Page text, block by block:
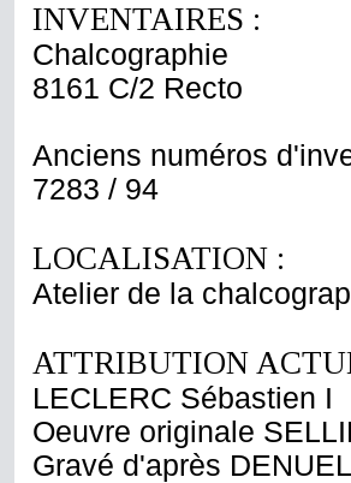
INVENTAIRES :
Chalcographie
8161 C/2 Recto
Anciens numéros
7283 / 94
LOCALISATION :
Atelier de la
ATTRIBUTION
LECLERC Sébastien I
Oeuvre originale
Gravé d'après